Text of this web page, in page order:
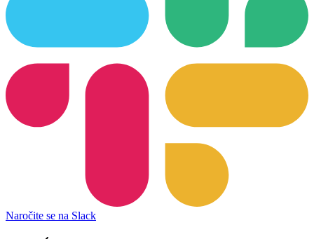
Naročite se na Slack